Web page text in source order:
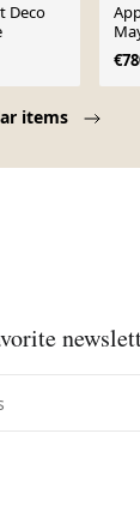
items
Deco